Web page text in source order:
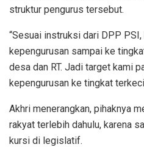
struktur pengurus tersebut.
“Sesuai instruksi dari DPP
kepengurusan sampai ke
desa dan RT. Jadi target kami
kepengurusan ke tingkat
Akhri menerangkan, pihaknya
rakyat terlebih dahulu, karena
kursi di legislatif.